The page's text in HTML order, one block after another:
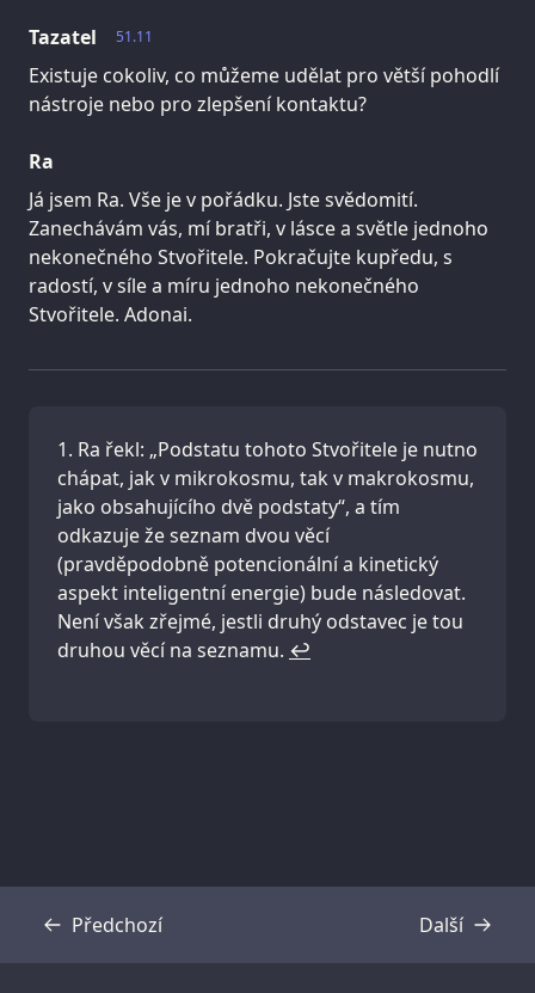
51.11
Tazatel
Existuje cokoliv, co můžeme udělat pro větší pohodlí
nástroje nebo pro zlepšení kontaktu?
Ra
Já jsem Ra. Vše je v pořádku. Jste svědomití.
Zanechávám vás, mí bratři, v lásce a světle jednoho
nekonečného Stvořitele. Pokračujte kupředu, s
radostí, v síle a míru jednoho nekonečného
Stvořitele. Adonai.
Ra řekl: „Podstatu tohoto Stvořitele je nutno
chápat, jak v mikrokosmu, tak v makrokosmu,
jako obsahujícího dvě podstaty“, a tím
odkazuje že seznam dvou věcí
(pravděpodobně potencionální a kinetický
aspekt inteligentní energie) bude následovat.
Není však zřejmé, jestli druhý odstavec je tou
druhou věcí na seznamu. ↩
Předchozí
Přepis Další
Přepis